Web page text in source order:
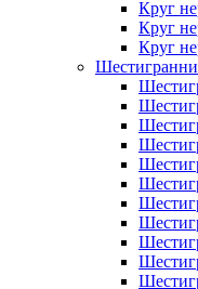
Круг
Круг
Круг